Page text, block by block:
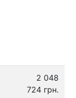
2 048
724 грн.